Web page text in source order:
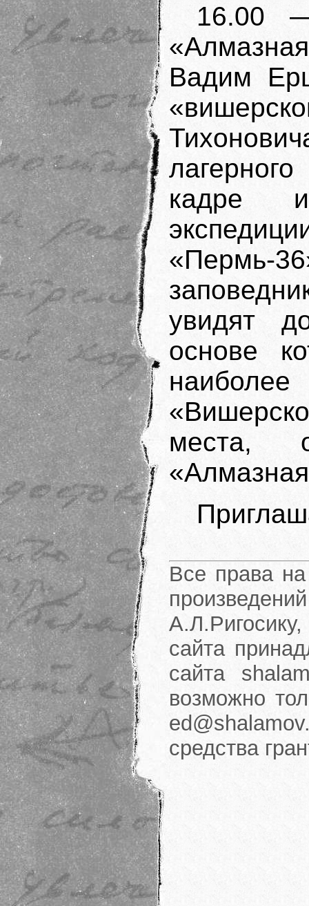
16.00
Вадим
кадре
увидят
основе
места,
Все права на
сайта
сайта
возможно
средства